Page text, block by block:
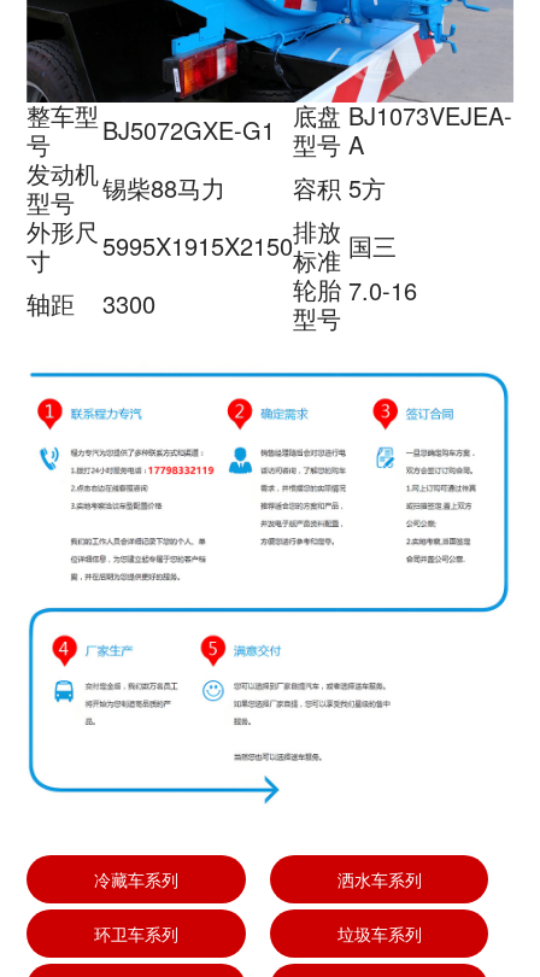
整车型
号
BJ5072GXE-G1
底盘
型号
BJ1073VEJEA-
A
发动机
型号
锡柴88马力 容积 5方
外形尺
寸
5995X1915X2150排放
标准 国三
轴距
3300
轮胎
型号
7.0-16
冷藏车系列 洒水车系列
环卫车系列 垃圾车系列